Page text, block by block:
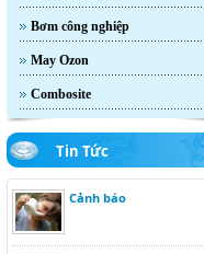
Bơm công nghiệp
May Ozon
Combosite
Tin Tức
Cảnh báo